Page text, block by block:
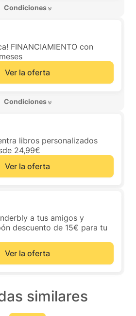
Condiciones
FINANCIAMIENTO con
Ver la oferta
Condiciones
libros personalizados
24,99€
Ver la oferta
a tus amigos y
descuento de 15€ para tu
Ver la oferta
similares